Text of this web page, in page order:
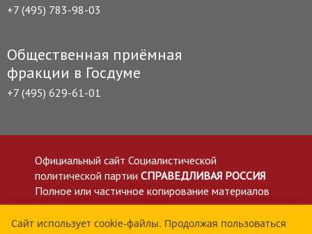
+7 (495) 783-98-03
Общественная приёмная
фракции в Госдуме
+7 (495) 629-61-01
Официальный сайт Социалистической
политической партии СПРАВЕДЛИВАЯ РОССИЯ
Полное или частичное копирование материалов
приветствуется со ссылкой на сайт spravedlivo.ru
Политика в отношении обработки персональных
Сайт использует cookie-файлы. Продолжая пользоваться